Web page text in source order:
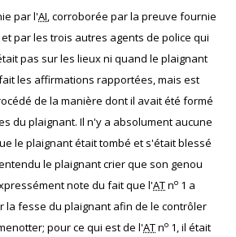
par l'AI, corroborée par la preuve fournie
par les trois autres agents de police qui
pas sur les lieux ni quand le plaignant
les affirmations rapportées, mais est
de la manière dont il avait été formé
du plaignant. Il n'y a absolument aucune
le plaignant était tombé et s'était blessé
le plaignant crier que son genou
note du fait que l'ATno 1 a
la fesse du plaignant afin de le contrôler
pour ce qui est de l'ATno 1, il était